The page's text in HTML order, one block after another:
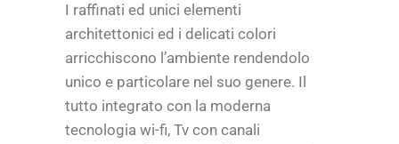
I raffinati ed unici elementi
architettonici ed i delicati colori
arricchiscono l’ambiente rendendolo
unico e particolare nel suo genere. Il
tutto integrato con la moderna
tecnologia wi-fi, Tv con canali